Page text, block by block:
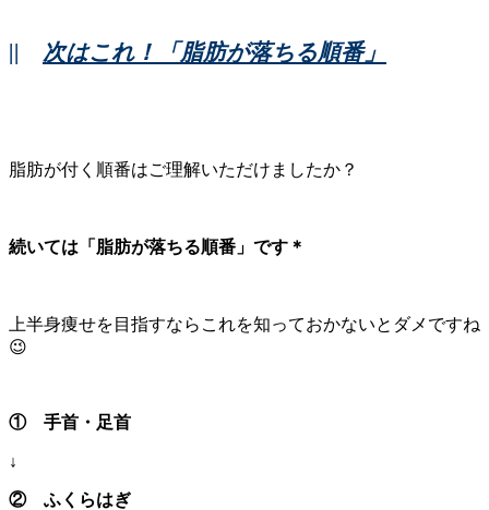
|| 次はこれ！「脂肪が落ちる順番」
脂肪が付く順番はご理解いただけましたか？
続いては「脂肪が落ちる順番」です＊
上半身痩せを目指すならこれを知っておかないとダメですね
😉
① 手首・足首
↓
② ふくらはぎ